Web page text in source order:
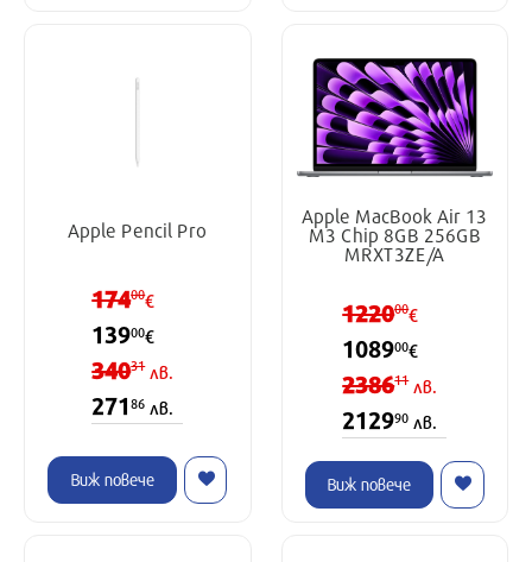
Apple Pencil Pro
17400€
13900€
34031лв.
27186 лв.
Виж повече
Apple MacBook Air 13
M3 Chip 8GB 256GB
MRXT3ZE/A
122000€
108900€
238611лв.
212990 лв.
Виж повече